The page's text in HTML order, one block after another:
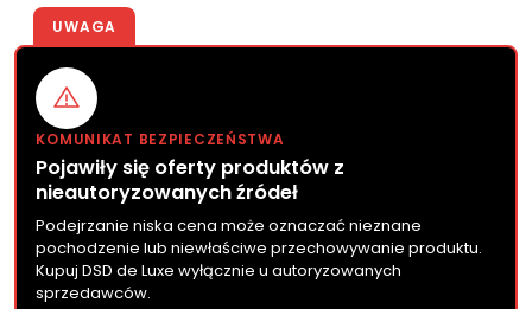
UWAGA
KOMUNIKAT BEZPIECZEŃSTWA
Pojawiły się oferty produktów z
nieautoryzowanych źródeł
Podejrzanie niska cena może oznaczać nieznane
pochodzenie lub niewłaściwe przechowywanie produktu.
Kupuj DSD de Luxe wyłącznie u autoryzowanych
sprzedawców.